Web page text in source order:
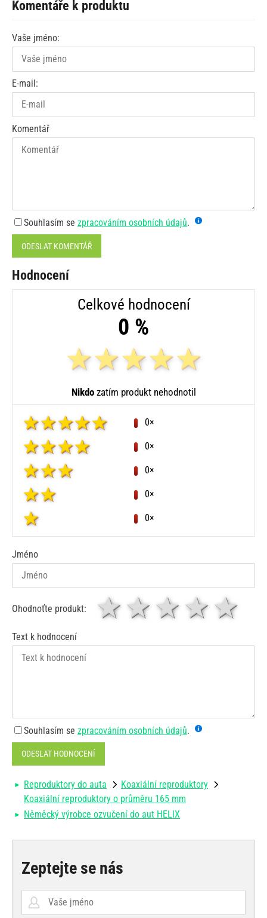
Komentáře k produktu
Vaše jméno:
E-mail:
Komentář
Souhlasím se zpracováním osobních údajů.
ODESLAT KOMENTÁŘ
Hodnocení
Celkové hodnocení
0 %
Nikdozatím produkt nehodnotil
0×
0×
0×
0×
0×
Jméno
Ohodnoťte produkt: 4
3
2 hvězdy
1 hvězda
Text k hodnocení
Souhlasím se zpracováním osobních údajů.
ODESLAT HODNOCENÍ
Reproduktory do auta
Koaxiální reproduktory
Koaxiální reproduktory o průměru 165 mm
Něměcký výrobce ozvučení do aut HELIX
Zeptejte se nás